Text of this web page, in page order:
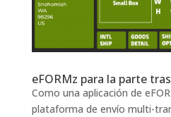
eFORMz para la parte
Como una aplicación de
plataforma de envío multi-